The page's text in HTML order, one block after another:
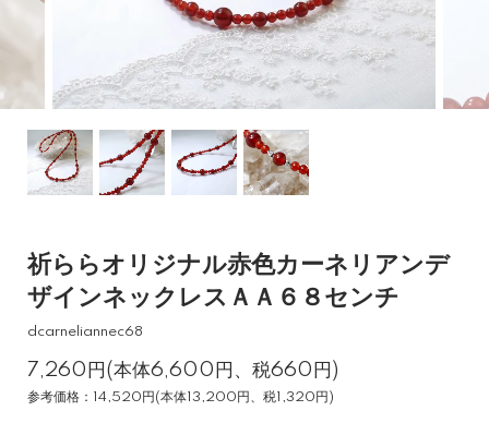
祈ららオリジナル赤色カーネリアンデ
ザインネックレスＡＡ６８センチ
dcarneliannec68
7,260円(本体6,600円、税660円)
参考価格：14,520円(本体13,200円、税1,320円)